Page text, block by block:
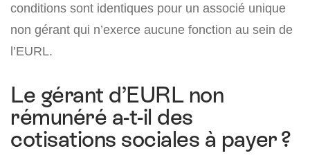
conditions sont identiques pour un associé unique
non gérant qui n’exerce aucune fonction au sein de
l’EURL.
Le gérant d’EURL non
rémunéré a-t-il des
cotisations sociales à payer ?